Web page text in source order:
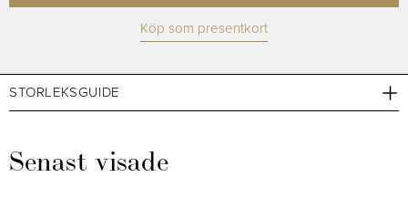
Köp som presentkort
STORLEKSGUIDE
Senast visade